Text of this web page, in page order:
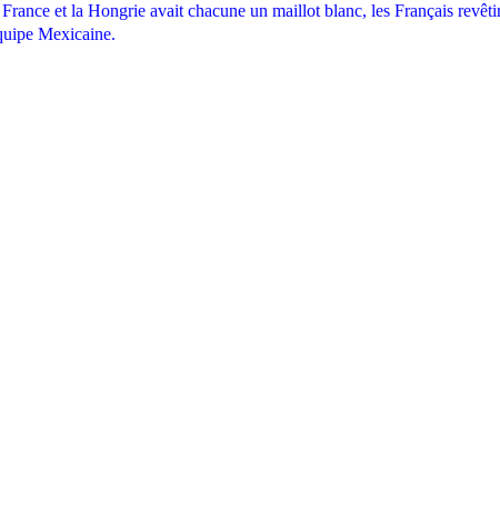
et la Hongrie avait chacune un maillot blanc, les Français
Mexicaine.